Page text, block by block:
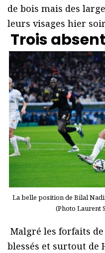
de bois mais des
leurs visages hier
Trois
La belle position de Bilal
(Photo Laurent
Malgré les forfaits
blessés et surtout de